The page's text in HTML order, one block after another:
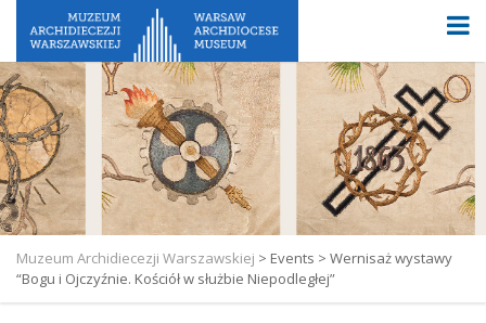
Muzeum Archidiecezji Warszawskiej > Events > Wernisaż wystawy
“Bogu i Ojczyźnie. Kościół w służbie Niepodległej”